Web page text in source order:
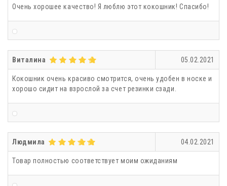
Очень хорошее качество! Я люблю этот кокошник! Спасибо!
Виталина 05.02.2021
Кокошник очень красиво смотрится, очень удобен в носке и
хорошо сидит на взрослой за счет резинки сзади.
Людмила 04.02.2021
Товар полностью соответствует моим ожиданиям